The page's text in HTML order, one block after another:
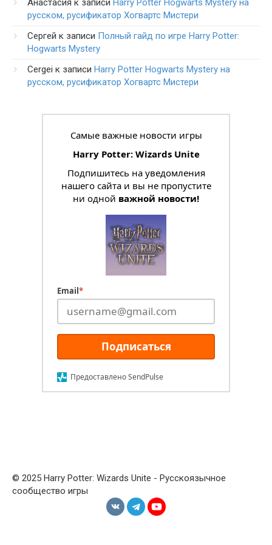
Анастасия к записи Harry Potter Hogwarts Mystery на
русском, русификатор Хогвартс Мистери
Сергей к записи Полный гайд по игре Harry Potter:
Hogwarts Mystery
Cergei к записи Harry Potter Hogwarts Mystery на
русском, русификатор Хогвартс Мистери
Самые важные новости игры
Harry Potter: Wizards Unite
Подпишитесь на уведомления
нашего сайта и вы не пропустите
ни одной важной новости!
Email*
Подписаться
Предоставлено SendPulse
© 2025 Harry Potter: Wizards Unite - Русскоязычное
сообщество игры